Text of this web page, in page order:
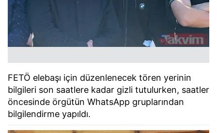
FETÖ elebaşı için düzenlenecek tören yerinin
bilgileri son saatlere kadar gizli tutulurken, saatler
öncesinde örgütün WhatsApp gruplarından
bilgilendirme yapıldı.